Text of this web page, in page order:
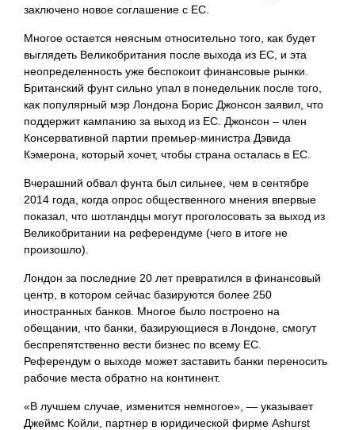
заключено новое соглашение с ЕС.
Многое остается неясным относительно того, как будет
выглядеть Великобритания после выхода из ЕС, и эта
неопределенность уже беспокоит финансовые рынки.
Британский фунт сильно упал в понедельник после того,
как популярный мэр Лондона Борис Джонсон заявил, что
поддержит кампанию за выход из ЕС. Джонсон – член
Консервативной партии премьер-министра Дэвида
Кэмерона, который хочет, чтобы страна осталась в ЕС.
Вчерашний обвал фунта был сильнее, чем в сентябре
2014 года, когда опрос общественного мнения впервые
показал, что шотландцы могут проголосовать за выход из
Великобритании на референдуме (чего в итоге не
произошло).
Лондон за последние 20 лет превратился в финансовый
центр, в котором сейчас базируются более 250
иностранных банков. Многое было построено на
обещании, что банки, базирующиеся в Лондоне, смогут
беспрепятственно вести бизнес по всему ЕС.
Референдум о выходе может заставить банки переносить
рабочие места обратно на континент.
«В лучшем случае, изменится немногое», — указывает
Джеймс Койли, партнер в юридической фирме Ashurst